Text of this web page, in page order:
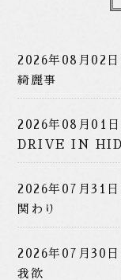
2026年08月02
綺麗事
2026年08月01
DRIVE IN
2026年07月31
関わり
2026年07月30
我欲